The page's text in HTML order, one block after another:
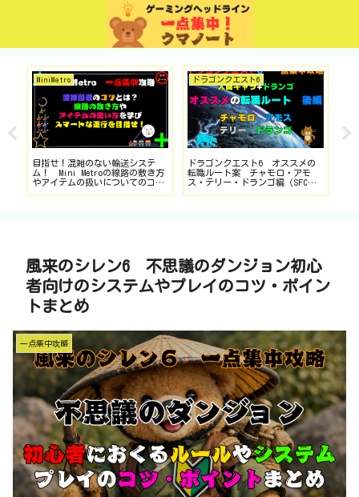
MiniMetro
目指せ！混雑のない輸送システ
ム！ Mini Metroの線路の敷き方
やアイテムの扱いについてのコツ
ドラゴンクエスト6
ドラゴンクエスト6 オススメの
転職ルート案 チャモロ・アモ
ス・テリー・ドランゴ編（SFC版
風来のシレン6 不思議のダンジョン初心
者向けのシステムやプレイのコツ・ポイン
トまとめ
一点集中攻略